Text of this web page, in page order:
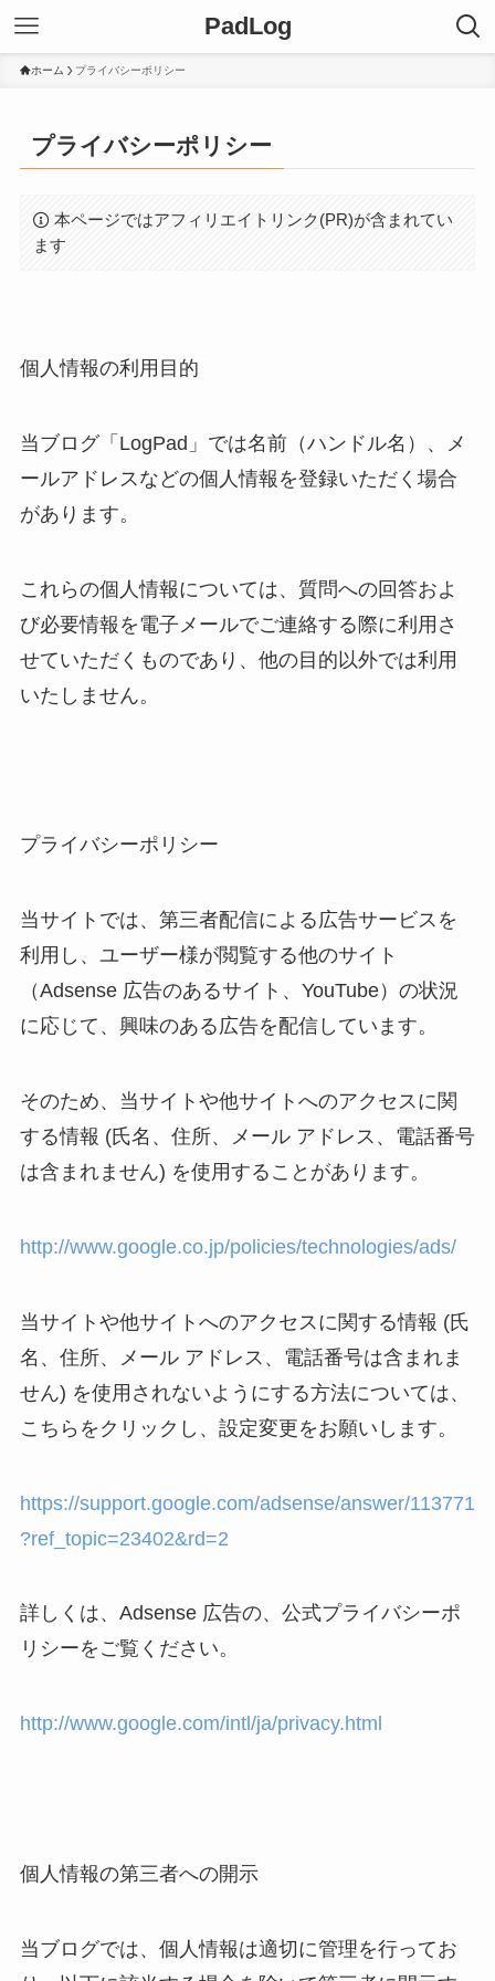
PadLog
ホーム プライバシーポリシー
プライバシーポリシー
本ページではアフィリエイトリンク(PR)が含まれてい
ます
個人情報の利用目的
当ブログ「LogPad」では名前（ハンドル名）、メ
ールアドレスなどの個人情報を登録いただく場合
があります。
これらの個人情報については、質問への回答およ
び必要情報を電子メールでご連絡する際に利用さ
せていただくものであり、他の目的以外では利用
いたしません。
プライバシーポリシー
当サイトでは、第三者配信による広告サービスを
利用し、ユーザー様が閲覧する他のサイト
（Adsense 広告のあるサイト、YouTube）の状況
に応じて、興味のある広告を配信しています。
そのため、当サイトや他サイトへのアクセスに関
する情報 (氏名、住所、メール アドレス、電話番号
は含まれません) を使用することがあります。
http://www.google.co.jp/policies/technologies/ads/
当サイトや他サイトへのアクセスに関する情報 (氏
名、住所、メール アドレス、電話番号は含まれま
せん) を使用されないようにする方法については、
こちらをクリックし、設定変更をお願いします。
https://support.google.com/adsense/answer/113771
?ref_topic=23402&rd=2
詳しくは、Adsense 広告の、公式プライバシーポ
リシーをご覧ください。
http://www.google.com/intl/ja/privacy.html
個人情報の第三者への開示
当ブログでは、個人情報は適切に管理を行ってお